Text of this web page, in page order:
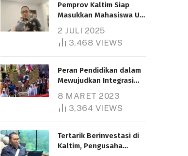
Pemprov Kaltim Siap
Masukkan Mahasiswa UT
Bantuan Pendidikan
Gratispol
2 JULI 2025
3,468 VIEWS
Peran Pendidikan dalam
Mewujudkan Integrasi
8 MARET 2023
3,364 VIEWS
Tertarik Berinvestasi di
Kaltim, Pengusaha